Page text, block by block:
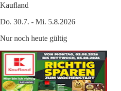
Kaufland
Do. 30.7. - Mi. 5.8.2026
Nur noch heute gültig